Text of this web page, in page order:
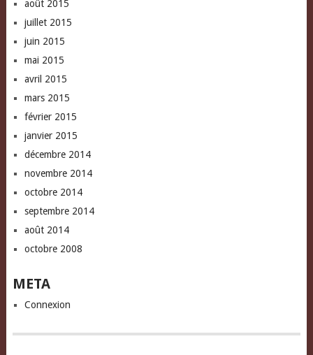
août 2015
juillet 2015
juin 2015
mai 2015
avril 2015
mars 2015
février 2015
janvier 2015
décembre 2014
novembre 2014
octobre 2014
septembre 2014
août 2014
octobre 2008
META
Connexion